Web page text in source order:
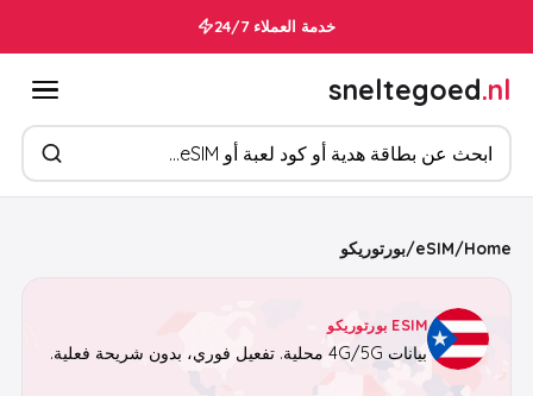
خدمة العملاء 24/7
sneltegoed.nl
ابحث عن المنتجات
Home
/
eSIM
/بورتوريكو
ESIM بورتوريكو
بيانات 4G/5G محلية. تفعيل فوري، بدون شريحة فعلية.